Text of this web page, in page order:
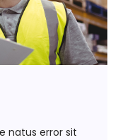
natus error sit